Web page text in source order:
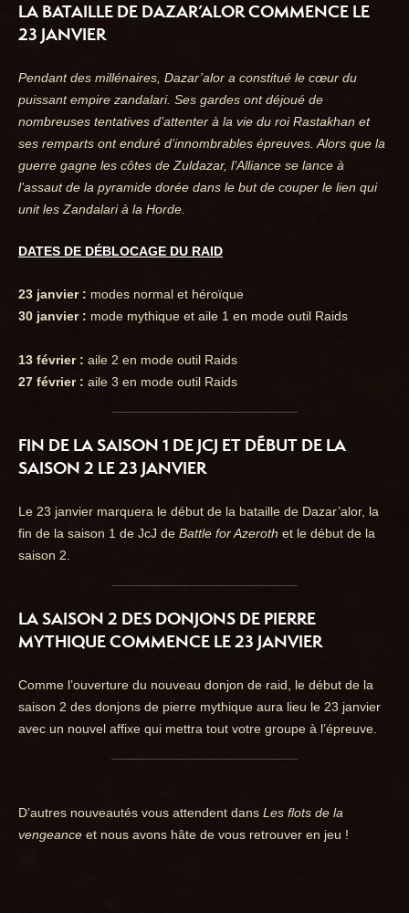
LA BATAILLE DE DAZAR’ALOR COMMENCE LE
23 JANVIER
Pendant des millénaires, Dazar’alor a constitué le cœur du
puissant empire zandalari. Ses gardes ont déjoué de
nombreuses tentatives d’attenter à la vie du roi Rastakhan et
ses remparts ont enduré d’innombrables épreuves. Alors que la
guerre gagne les côtes de Zuldazar, l’Alliance se lance à
l’assaut de la pyramide dorée dans le but de couper le lien qui
unit les Zandalari à la Horde.
DATES DE DÉBLOCAGE DU RAID
23 janvier : modes normal et héroïque
30 janvier : mode mythique et aile 1 en mode outil Raids
13 février : aile 2 en mode outil Raids
27 février : aile 3 en mode outil Raids
FIN DE LA SAISON 1 DE JCJ ET DÉBUT DE LA
SAISON 2 LE 23 JANVIER
Le 23 janvier marquera le début de la bataille de Dazar’alor, la
fin de la saison 1 de JcJ de Battle for Azeroth et le début de la
saison 2.
LA SAISON 2 DES DONJONS DE PIERRE
MYTHIQUE COMMENCE LE 23 JANVIER
Comme l’ouverture du nouveau donjon de raid, le début de la
saison 2 des donjons de pierre mythique aura lieu le 23 janvier
avec un nouvel affixe qui mettra tout votre groupe à l’épreuve.
D’autres nouveautés vous attendent dans Les flots de la
vengeance et nous avons hâte de vous retrouver en jeu !